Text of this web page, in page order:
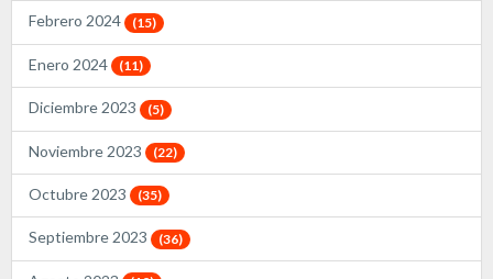
Febrero 2024 (15)
Enero 2024 (11)
Diciembre 2023 (5)
Noviembre 2023 (22)
Octubre 2023 (35)
Septiembre 2023 (36)